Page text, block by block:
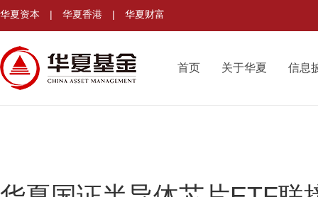
华夏资本 | 华夏香港 | 华夏财富
首页 关于华夏 信息